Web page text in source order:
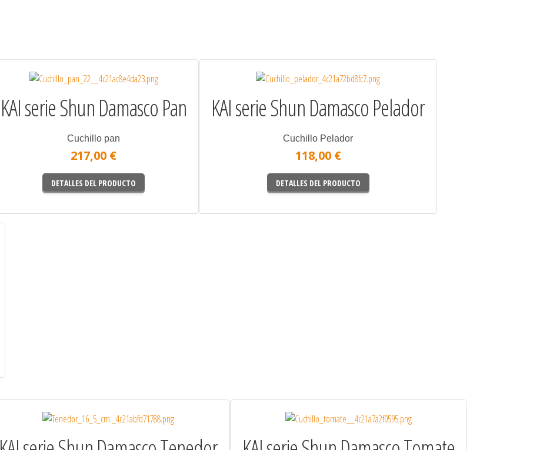
KAI serie Shun Damasco Pan
Cuchillo pan
217,00 €
DETALLES DEL PRODUCTO
KAI serie Shun Damasco Pelador
Cuchillo Pelador
118,00 €
DETALLES DEL PRODUCTO